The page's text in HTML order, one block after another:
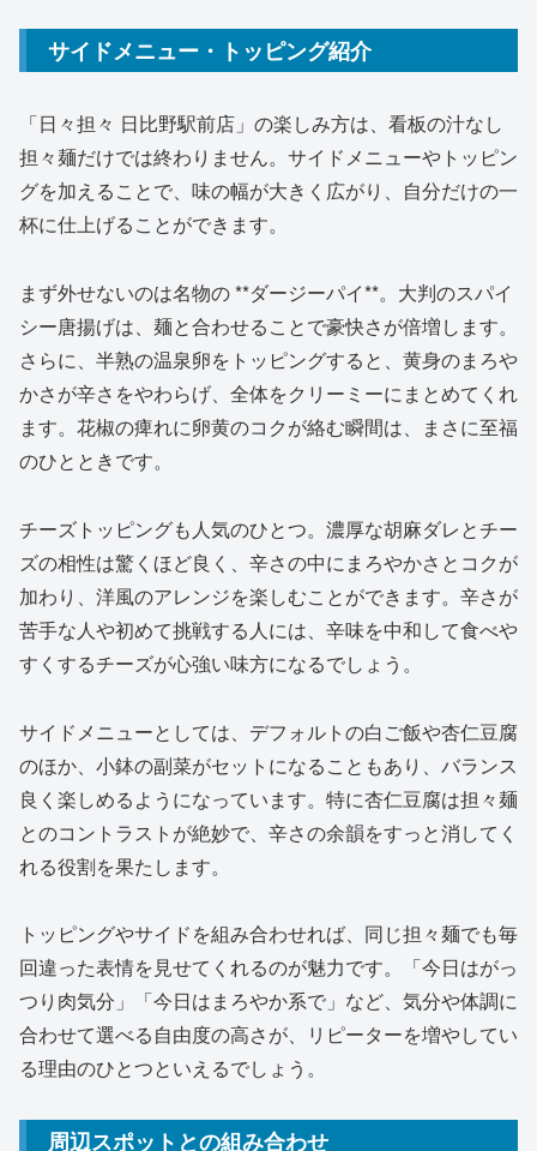
サイドメニュー・トッピング紹介
「日々担々 日比野駅前店」の楽しみ方は、看板の汁なし
担々麺だけでは終わりません。サイドメニューやトッピン
グを加えることで、味の幅が大きく広がり、自分だけの一
杯に仕上げることができます。
まず外せないのは名物の **ダージーパイ**。大判のスパイ
シー唐揚げは、麺と合わせることで豪快さが倍増します。
さらに、半熟の温泉卵をトッピングすると、黄身のまろや
かさが辛さをやわらげ、全体をクリーミーにまとめてくれ
ます。花椒の痺れに卵黄のコクが絡む瞬間は、まさに至福
のひとときです。
チーズトッピングも人気のひとつ。濃厚な胡麻ダレとチー
ズの相性は驚くほど良く、辛さの中にまろやかさとコクが
加わり、洋風のアレンジを楽しむことができます。辛さが
苦手な人や初めて挑戦する人には、辛味を中和して食べや
すくするチーズが心強い味方になるでしょう。
サイドメニューとしては、デフォルトの白ご飯や杏仁豆腐
のほか、小鉢の副菜がセットになることもあり、バランス
良く楽しめるようになっています。特に杏仁豆腐は担々麺
とのコントラストが絶妙で、辛さの余韻をすっと消してく
れる役割を果たします。
トッピングやサイドを組み合わせれば、同じ担々麺でも毎
回違った表情を見せてくれるのが魅力です。「今日はがっ
つり肉気分」「今日はまろやか系で」など、気分や体調に
合わせて選べる自由度の高さが、リピーターを増やしてい
る理由のひとつといえるでしょう。
周辺スポットとの組み合わせ